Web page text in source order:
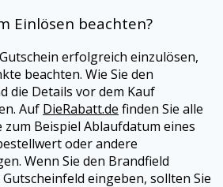
Einlösen beachten?
erfolgreich einzulösen,
beachten. Wie Sie den
die Details vor dem Kauf
Auf DieRabatt.de finden Sie alle
Beispiel Ablaufdatum eines
oder andere
Wenn Sie den Brandfield
eingeben, sollten Sie